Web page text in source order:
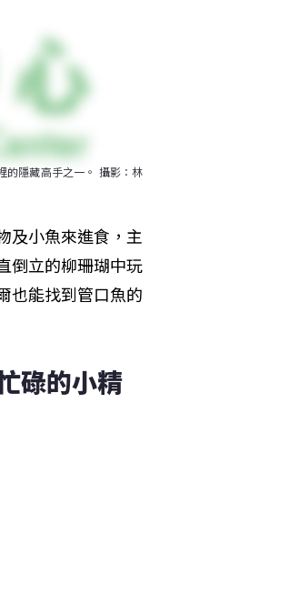
的隱藏高手之一。 攝影：林
及小魚來進食，主
倒立的柳珊瑚中玩
也能找到管口魚的
碌的小精